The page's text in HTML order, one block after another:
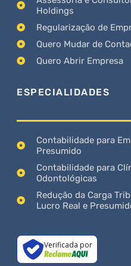
Holdings
Regularização de
Quero Mudar de
Quero Abrir Empresa
ESPECIALIDADES
Contabilidade para
Presumido
Contabilidade para
Odontológicas
Redução da Carga
Lucro Real e
Verificada por